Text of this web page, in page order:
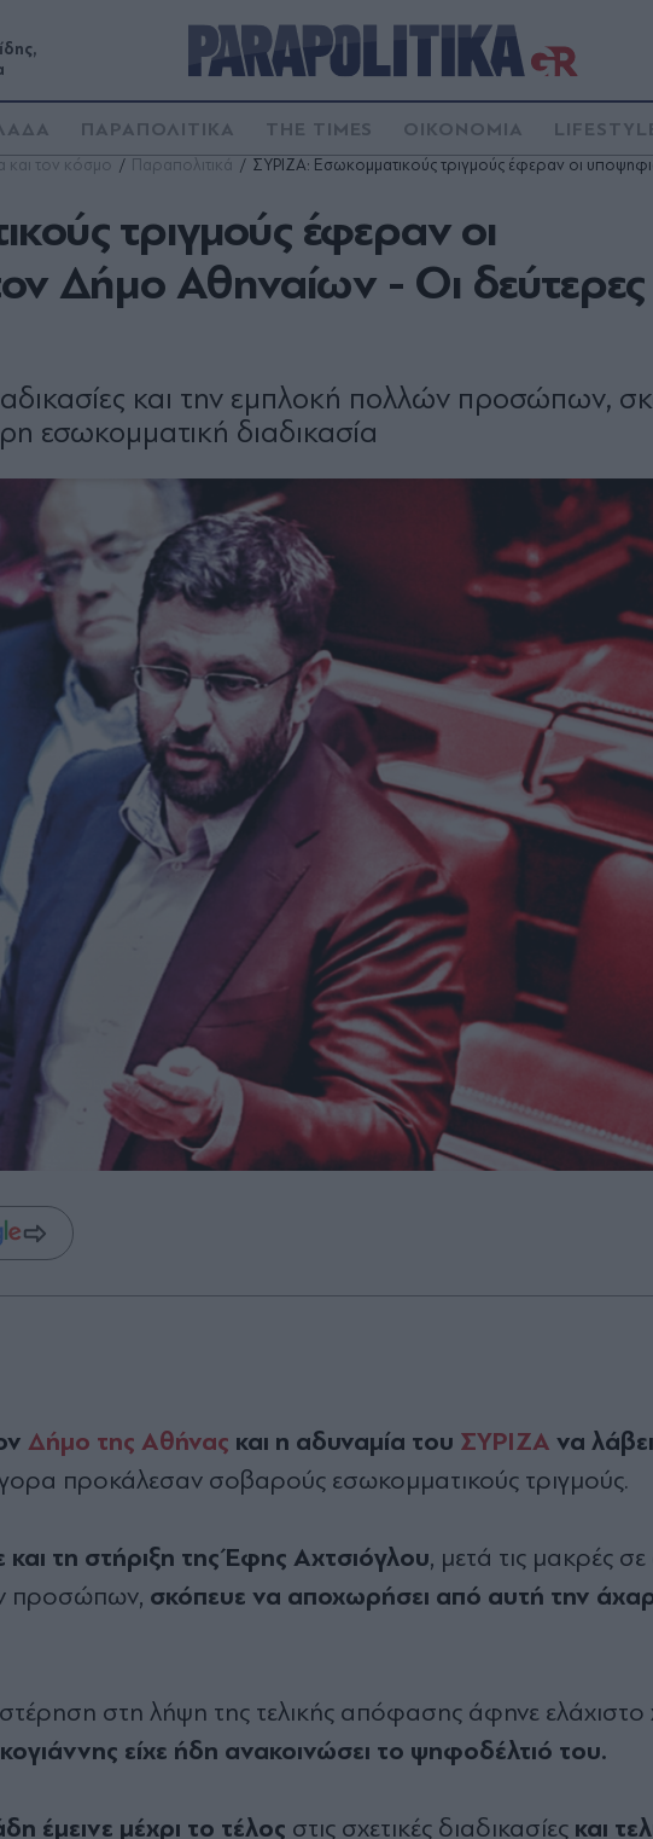
ΠΑΡΑΠΟΛΙΤΙΚΑ THE TIMES ΟΙΚΟΝΟΜΙΑ
και τον κόσμο Παραπολιτικά ΣΥΡΙΖΑ: Εσωκομματικούς τριγμούς έφεραν οι
τριγμούς έφεραν οι
Δήμο Αθηναίων - Οι δεύτερες
και την εµπλοκή πολλών προσώπων,
εσωκοµµατική διαδικασία
∆ήµο της Αθήνας και η αδυναµία του ΣΥΡΙΖΑ να
προκάλεσαν σοβαρούς εσωκοµµατικούς τριγµούς.
και τη στήριξη της Έφης Αχτσιόγλου, µετά τις µακρές σε
προσώπων, σκόπευε να αποχωρήσει από αυτή την
στη λήψη της τελικής απόφασης άφηνε ελάχιστο
είχε ήδη ανακοινώσει το ψηφοδέλτιό του.
έµεινε µέχρι το τέλος στις σχετικές διαδικασίες και